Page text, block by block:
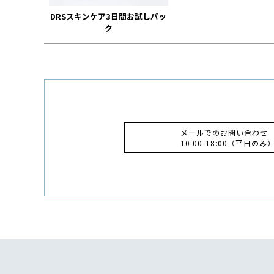
DRSスキンケア3日間お試しパッ
ク
メールでのお問い合わせ
10:00-18:00（平日のみ